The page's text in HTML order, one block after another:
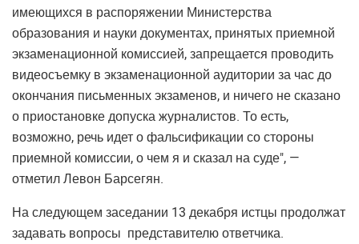
имеющихся в распоряжении Министерства
образования и науки документах, принятых приемной
экзаменационной комиссией, запрещается проводить
видеосъемку в экзаменационной аудитории за час до
окончания письменных экзаменов, и ничего не сказано
о приостановке допуска журналистов. То есть,
возможно, речь идет о фальсификации со стороны
приемной комиссии, о чем я и сказал на суде", —
отметил Левон Барсегян.
На следующем заседании 13 декабря истцы продолжат
задавать вопросы представителю ответчика.